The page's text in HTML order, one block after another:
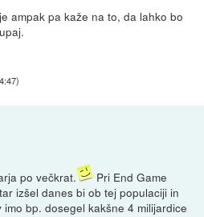
ampak pa kaže na to, da lahko bo
)
po večkrat.
Pri End Game
izšel danes bi ob tej populaciji in
bp. dosegel kakšne 4 milijardice